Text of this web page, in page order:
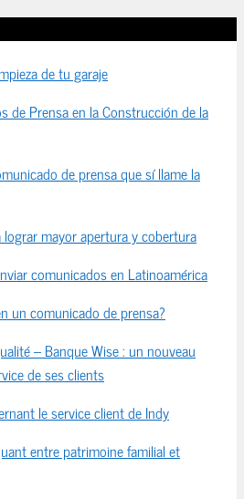
de tu garaje
de Prensa en la Construcción de la
de prensa que sí llame la
mayor apertura y cobertura
comunicados en Latinoamérica
un comunicado de prensa?
– Banque Wise : un nouveau
de ses clients
le service client de Indy
entre patrimoine familial et